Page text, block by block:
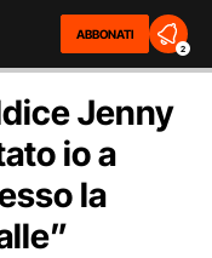
ABBONATI
2
Jenny
io a
la